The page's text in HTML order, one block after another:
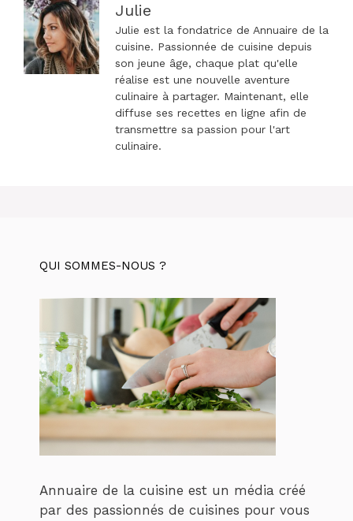
Julie
Julie est la fondatrice de Annuaire de la
cuisine. Passionnée de cuisine depuis
son jeune âge, chaque plat qu'elle
réalise est une nouvelle aventure
culinaire à partager. Maintenant, elle
diffuse ses recettes en ligne afin de
transmettre sa passion pour l'art
culinaire.
QUI SOMMES-NOUS ?
Annuaire de la cuisine est un média créé
par des passionnés de cuisines pour vous